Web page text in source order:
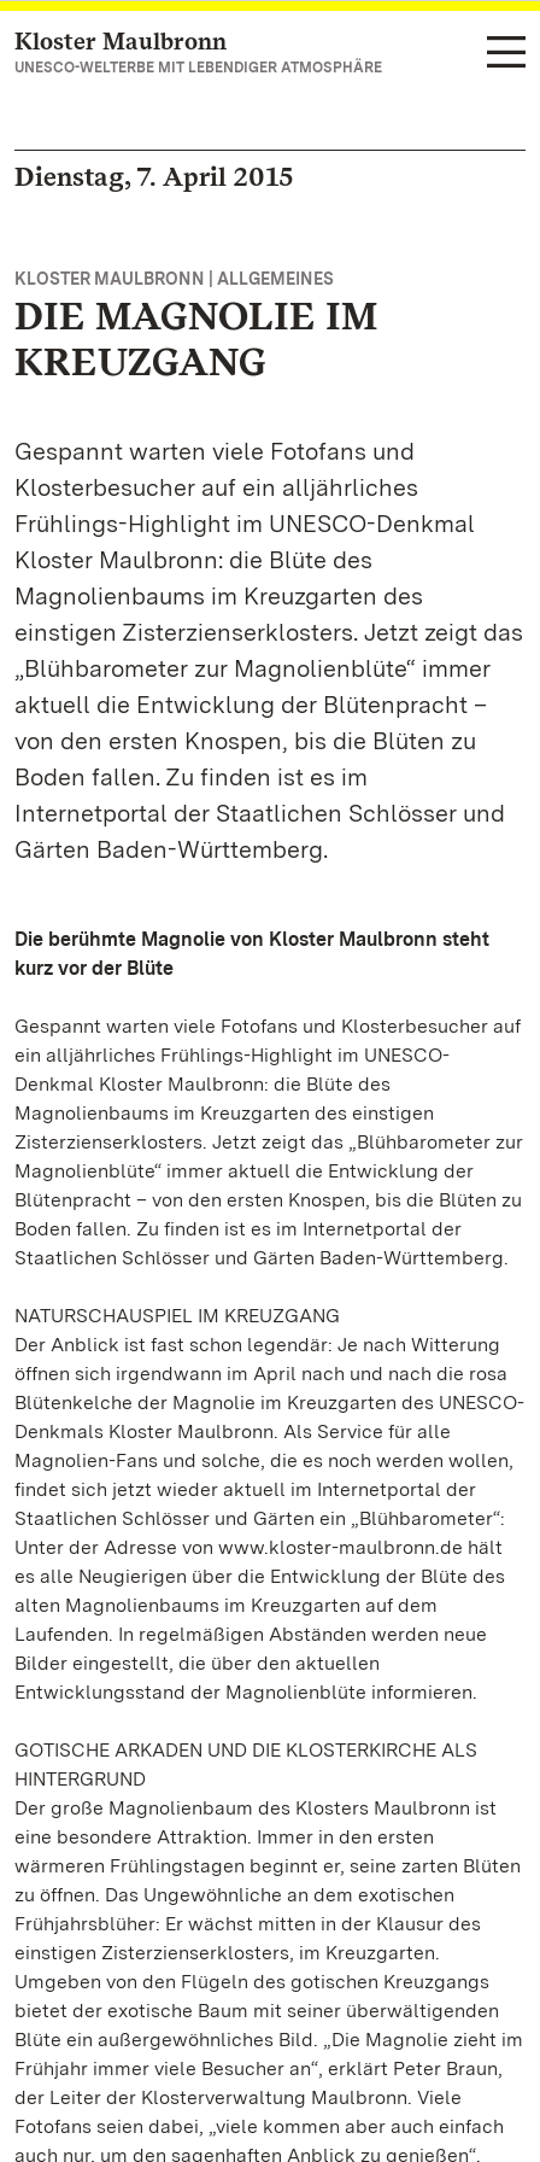
Zum Hauptinhalt springen
Kloster Maulbronn
UNESCO-WELTERBE MIT LEBENDIGER ATMOSPHÄRE
Dienstag, 7. April 2015
KLOSTER MAULBRONN | ALLGEMEINES
DIE MAGNOLIE IM
KREUZGANG
Gespannt warten viele Fotofans und
Klosterbesucher auf ein alljährliches
Frühlings-Highlight im UNESCO-Denkmal
Kloster Maulbronn: die Blüte des
Magnolienbaums im Kreuzgarten des
einstigen Zisterzienserklosters. Jetzt zeigt das
„Blühbarometer zur Magnolienblüte“ immer
aktuell die Entwicklung der Blütenpracht –
von den ersten Knospen, bis die Blüten zu
Boden fallen. Zu finden ist es im
Internetportal der Staatlichen Schlösser und
Gärten Baden-Württemberg.
Die berühmte Magnolie von Kloster Maulbronn steht
kurz vor der Blüte
Gespannt warten viele Fotofans und Klosterbesucher auf
ein alljährliches Frühlings-Highlight im UNESCO-
Denkmal Kloster Maulbronn: die Blüte des
Magnolienbaums im Kreuzgarten des einstigen
Zisterzienserklosters. Jetzt zeigt das „Blühbarometer zur
Magnolienblüte“ immer aktuell die Entwicklung der
Blütenpracht – von den ersten Knospen, bis die Blüten zu
Boden fallen. Zu finden ist es im Internetportal der
Staatlichen Schlösser und Gärten Baden-Württemberg.
NATURSCHAUSPIEL IM KREUZGANG
Der Anblick ist fast schon legendär: Je nach Witterung
öffnen sich irgendwann im April nach und nach die rosa
Blütenkelche der Magnolie im Kreuzgarten des UNESCO-
Denkmals Kloster Maulbronn. Als Service für alle
Magnolien-Fans und solche, die es noch werden wollen,
findet sich jetzt wieder aktuell im Internetportal der
Staatlichen Schlösser und Gärten ein „Blühbarometer“:
Unter der Adresse von www.kloster-maulbronn.de hält
es alle Neugierigen über die Entwicklung der Blüte des
alten Magnolienbaums im Kreuzgarten auf dem
Laufenden. In regelmäßigen Abständen werden neue
Bilder eingestellt, die über den aktuellen
Entwicklungsstand der Magnolienblüte informieren.
GOTISCHE ARKADEN UND DIE KLOSTERKIRCHE ALS
HINTERGRUND
Der große Magnolienbaum des Klosters Maulbronn ist
eine besondere Attraktion. Immer in den ersten
wärmeren Frühlingstagen beginnt er, seine zarten Blüten
zu öffnen. Das Ungewöhnliche an dem exotischen
Frühjahrsblüher: Er wächst mitten in der Klausur des
einstigen Zisterzienserklosters, im Kreuzgarten.
Umgeben von den Flügeln des gotischen Kreuzgangs
bietet der exotische Baum mit seiner überwältigenden
Blüte ein außergewöhnliches Bild. „Die Magnolie zieht im
Frühjahr immer viele Besucher an“, erklärt Peter Braun,
der Leiter der Klosterverwaltung Maulbronn. Viele
Fotofans seien dabei, „viele kommen aber auch einfach
auch nur, um den sagenhaften Anblick zu genießen“.